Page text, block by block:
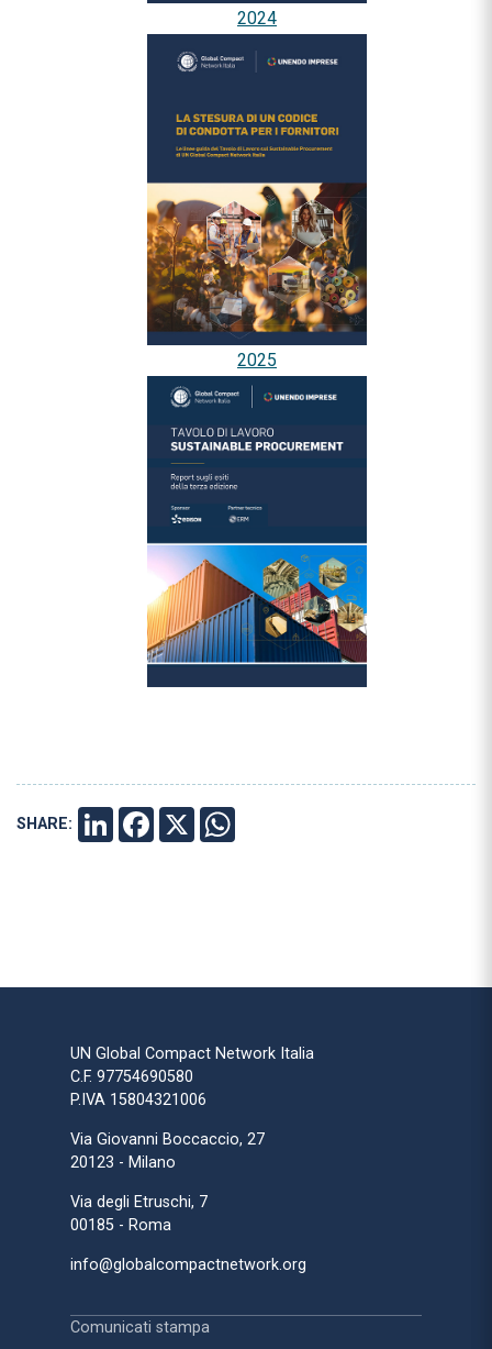
2024
2025
SHARE: LINKEDINFACEBOOK
X
UN Global Compact Network Italia
C.F. 97754690580
P.IVA 15804321006
Via Giovanni Boccaccio, 27
20123 - Milano
Via degli Etruschi, 7
00185 - Roma
info@globalcompactnetwork.org
Comunicati stampa